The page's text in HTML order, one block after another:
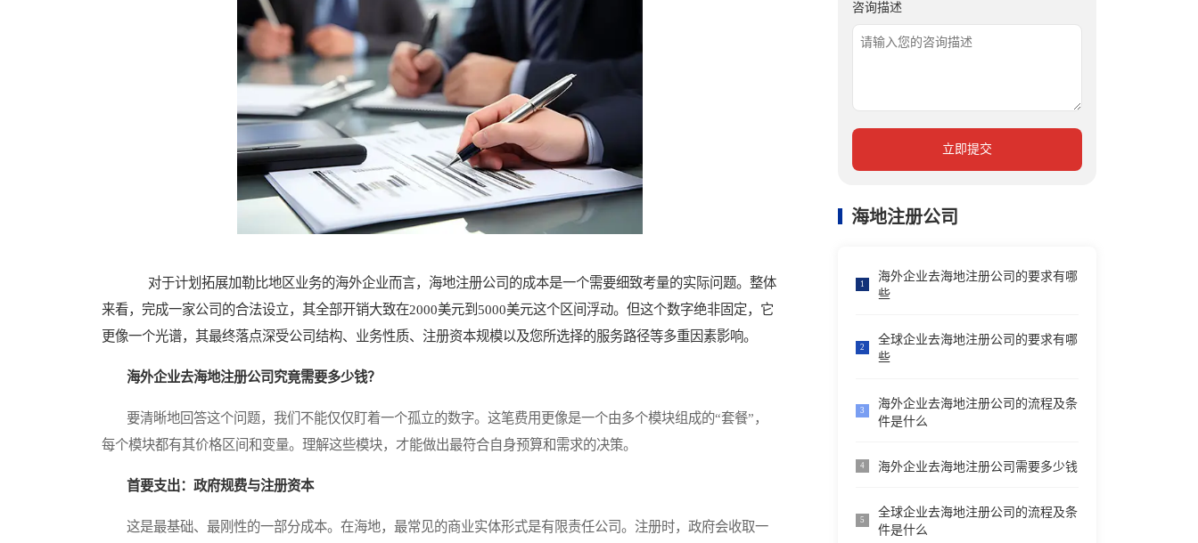
对于计划拓展加勒比地区业务的海外企业而言，海地注册公司的成本是一个需要细致考量的实际问题。整体
来看，完成一家公司的合法设立，其全部开销大致在2000美元到5000美元这个区间浮动。但这个数字绝非固定，它
更像一个光谱，其最终落点深受公司结构、业务性质、注册资本规模以及您所选择的服务路径等多重因素影响。
海外企业去海地注册公司究竟需要多少钱？
要清晰地回答这个问题，我们不能仅仅盯着一个孤立的数字。这笔费用更像是一个由多个模块组成的“套餐”，
每个模块都有其价格区间和变量。理解这些模块，才能做出最符合自身预算和需求的决策。
首要支出：政府规费与注册资本
这是最基础、最刚性的一部分成本。在海地，最常见的商业实体形式是有限责任公司。注册时，政府会收取一
咨询描述
立即提交
海地注册公司
1
海外企业去海地注册公司的要求有哪
些
2
全球企业去海地注册公司的要求有哪
些
3
海外企业去海地注册公司的流程及条
件是什么
4 海外企业去海地注册公司需要多少钱
5
全球企业去海地注册公司的流程及条
件是什么